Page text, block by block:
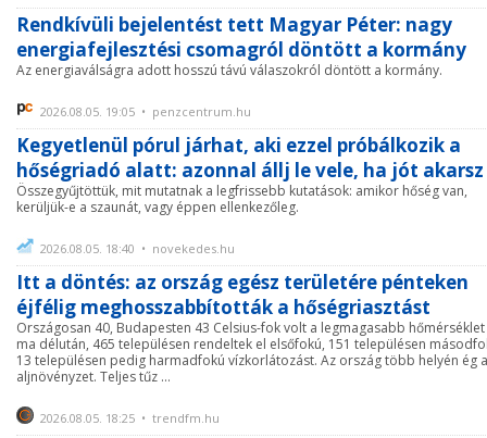
Rendkívüli bejelentést tett Magyar Péter: nagy
energiafejlesztési csomagról döntött a kormány
Az energiaválságra adott hosszú távú válaszokról döntött a kormány.
2026.08.05. 19:05 • penzcentrum.hu
Kegyetlenül pórul járhat, aki ezzel próbálkozik a
hőségriadó alatt: azonnal állj le vele, ha jót akarsz
Összegyűjtöttük, mit mutatnak a legfrissebb kutatások: amikor hőség van,
kerüljük-e a szaunát, vagy éppen ellenkezőleg.
2026.08.05. 18:40 • novekedes.hu
Itt a döntés: az ország egész területére pénteken
éjfélig meghosszabbították a hőségriasztást
Országosan 40, Budapesten 43 Celsius-fok volt a legmagasabb hőmérséklet
ma délután, 465 településen rendeltek el elsőfokú, 151 településen
13 településen pedig harmadfokú vízkorlátozást. Az ország több helyén ég
aljnövényzet. Teljes tűz ...
2026.08.05. 18:25 • trendfm.hu